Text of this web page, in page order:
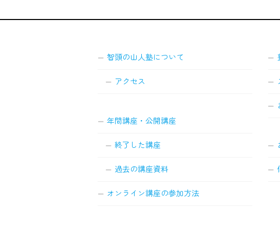
智頭の山人塾について
アクセス
年間講座・公開講座
終了した講座
過去の講座資料
オンライン講座の参加方法